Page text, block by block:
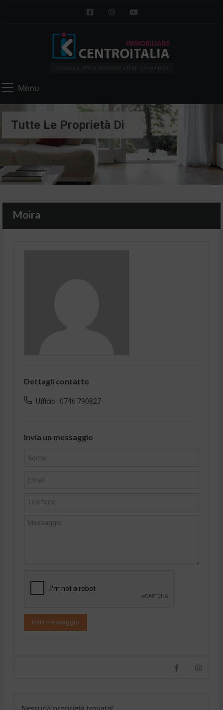
Vendita e affitto immobili a Rieti e Provincia
Menu
Tutte Le Proprietà Di
Moira
Dettagli contatto
Ufficio : 0746 790827
Invia un messaggio
Nessuna proprietà trovata!